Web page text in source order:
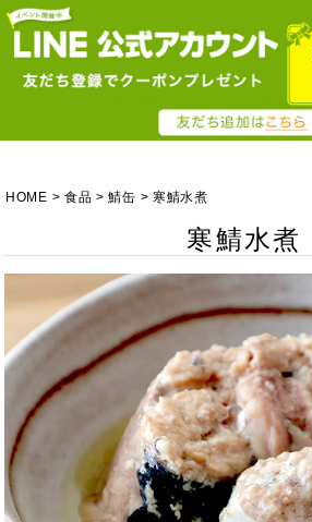
HOME 食品 鯖缶 寒鯖水煮
寒鯖水煮